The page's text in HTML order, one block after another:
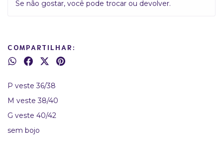
Se não gostar, você pode trocar ou devolver.
COMPARTILHAR:
P veste 36/38
M veste 38/40
G veste 40/42
sem bojo